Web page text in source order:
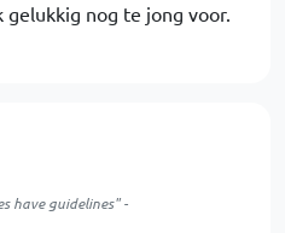
gelukkig nog te jong voor.
have guidelines" -